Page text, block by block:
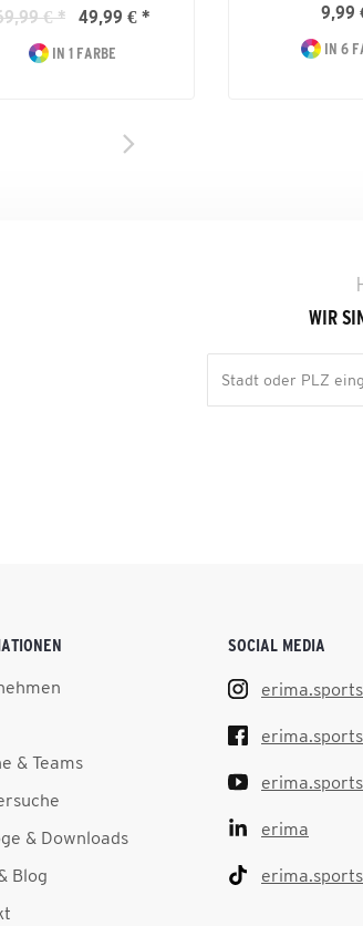
€ * 49,99 € *
IN 1 FARBE
9,99
IN 6
WIR
& Teams
& Downloads
Blog
SOCIAL MEDIA
erima